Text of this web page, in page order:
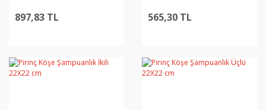
897,83 TL 565,30 TL